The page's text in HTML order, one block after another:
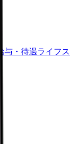
給与・待遇ライフス